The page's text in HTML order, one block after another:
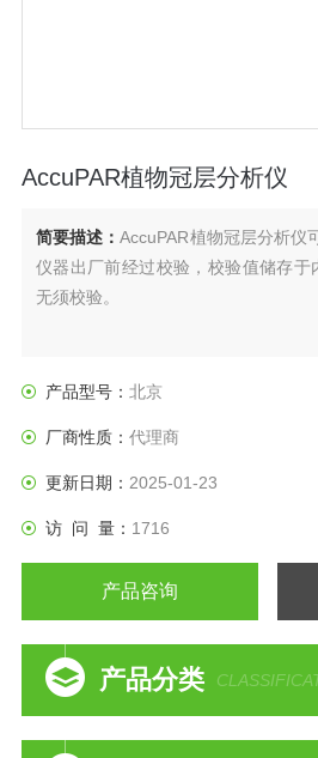
AccuPAR植物冠层分析仪
简要描述：AccuPAR植物冠层分析仪
仪器出厂前经过校验，校验值储存于
无须校验。
产品型号： 北京
厂商性质： 代理商
更新日期： 2025-01-23
访 问 量： 1716
产品咨询
产品分类